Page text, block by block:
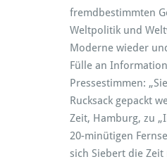
fremdbestimmten
Weltpolitik und
Moderne wieder
Fülle an
Pressestimmen:
Rucksack gepackt
Zeit, Hamburg, zu
20-minütigen
sich Siebert die